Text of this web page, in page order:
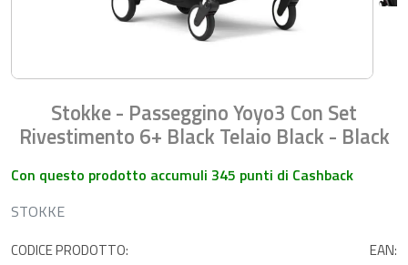
Stokke - Passeggino Yoyo3 Con Set
Rivestimento 6+ Black Telaio Black - Black
Con questo prodotto accumuli 345 punti di Cashback
STOKKE
CODICE PRODOTTO:
EAN: